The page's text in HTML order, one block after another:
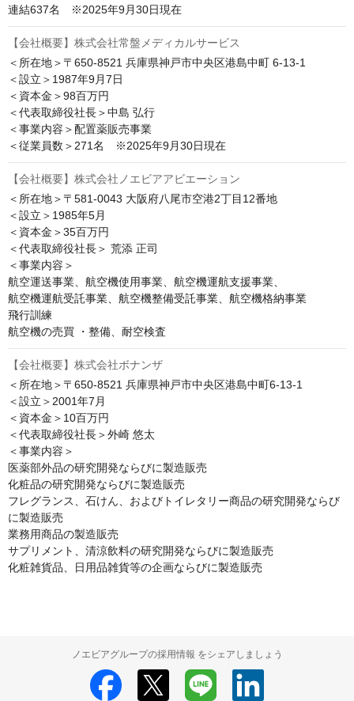
連結637名　※2025年9月30日現在
【会社概要】株式会社常盤メディカルサービス
＜所在地＞〒650-8521 兵庫県神戸市中央区港島中町 6-13-1
＜設立＞1987年9月7日
＜資本金＞98百万円
＜代表取締役社長＞中島 弘行
＜事業内容＞配置薬販売事業
【会社概要】株式会社ノエビアアビエーション
＜所在地＞〒581-0043 大阪府八尾市空港2丁目12番地
＜設立＞1985年5月
＜資本金＞35百万円
＜代表取締役社長＞ 荒添 正司
＜事業内容＞
航空運送事業、航空機使用事業、航空機運航支援事業、
航空機運航受託事業、航空機整備受託事業、航空機格納事業
飛行訓練
航空機の売買 ・整備、耐空検査
【会社概要】株式会社ボナンザ
＜所在地＞〒650-8521 兵庫県神戸市中央区港島中町6-13-1
＜設立＞2001年7月
＜資本金＞10百万円
＜代表取締役社長＞外崎 悠太
＜事業内容＞
医薬部外品の研究開発ならびに製造販売
化粧品の研究開発ならびに製造販売
フレグランス、石けん、およびトイレタリー商品の研究開発ならび
に製造販売
業務用商品の製造販売
サプリメント、清涼飲料の研究開発ならびに製造販売
化粧雑貨品、日用品雑貨等の企画ならびに製造販売
ノエビアグループの採用情報 をシェアしましょう